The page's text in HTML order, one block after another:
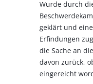
Wurde durch
geklärt und
Erfindungen
die Sache an
davon zurück,
eingereicht